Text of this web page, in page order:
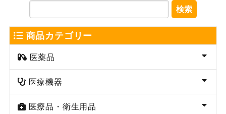
検索
商品カテゴリー
医薬品
医療機器
医療品・衛生用品